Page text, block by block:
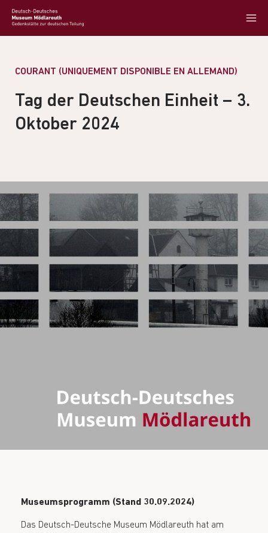
COURANT (UNIQUEMENT DISPONIBLE EN ALLEMAND)
Tag der Deutschen Einheit – 3.
Oktober 2024
Museumsprogramm (Stand 30.09.2024)
Das Deutsch-Deutsche Museum Mödlareuth hat am